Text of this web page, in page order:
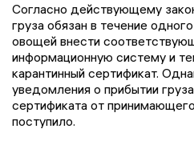
Согласно действующему
груза обязан в течение
овощей внести
информационную систему и
карантинный сертификат.
уведомления о прибытии
сертификата от
поступило.